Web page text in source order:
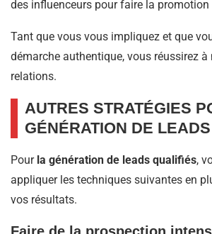
des influenceurs pour faire la promotion
Tant que vous vous impliquez et que
démarche authentique, vous réussirez à
relations.
AUTRES STRATÉGIES
GÉNÉRATION DE
Pour la génération de leads qualifiés,
appliquer les techniques suivantes en
vos résultats.
Faire de la prospection